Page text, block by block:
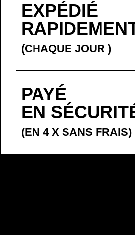
EXPÉDIÉ
(CHAQUE JOUR )
PAYÉ
EN
(EN 4 X SANS FRAIS)